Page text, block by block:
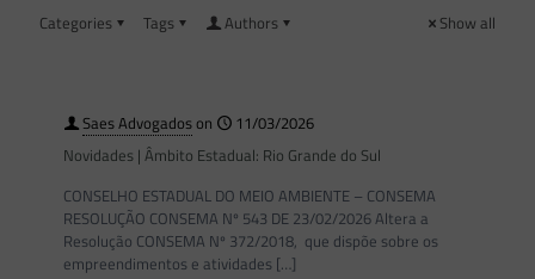
Categories Tags Authors Show all
Saes Advogadoson
11/03/2026
Novidades | Âmbito Estadual: Rio Grande do Sul
CONSELHO ESTADUAL DO MEIO AMBIENTE – CONSEMA
RESOLUÇÃO CONSEMA Nº 543 DE 23/02/2026 Altera a
Resolução CONSEMA Nº 372/2018, que dispõe sobre os
empreendimentos e atividades […]